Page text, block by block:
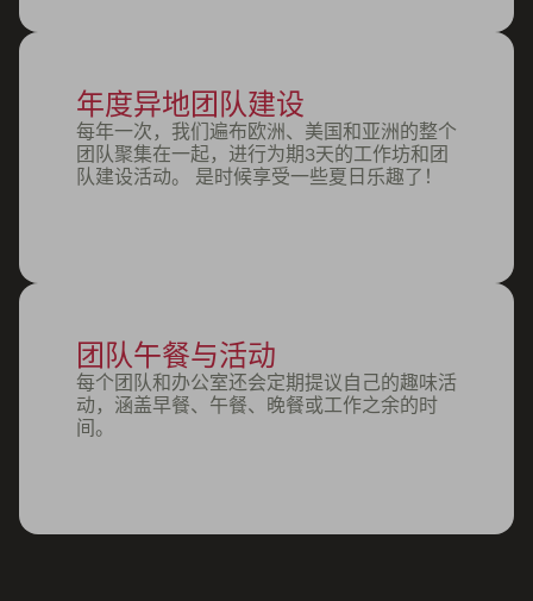
年度异地团队建设
每年一次，我们遍布欧洲、美国和亚洲的整个
团队聚集在一起，进行为期3天的工作坊和团
队建设活动。 是时候享受一些夏日乐趣了！
团队午餐与活动
每个团队和办公室还会定期提议自己的趣味活
动，涵盖早餐、午餐、晚餐或工作之余的时
间。